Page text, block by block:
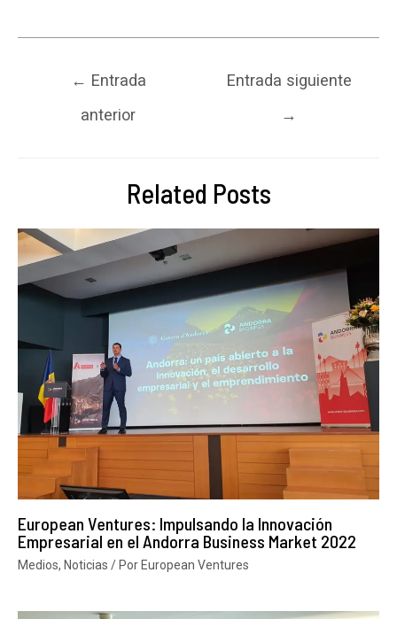
← Entrada
anterior
Entrada siguiente
→
Related Posts
European Ventures: Impulsando la Innovación
Empresarial en el Andorra Business Market 2022
Medios, Noticias / Por European Ventures